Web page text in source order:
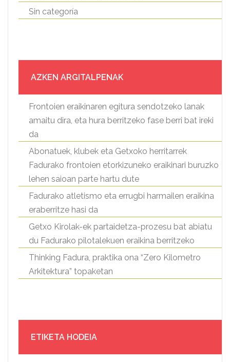
Sin categoría
AZKEN ARGITALPENAK
Frontoien eraikinaren egitura sendotzeko lanak
amaitu dira, eta hura berritzeko fase berri bat ireki
da
Abonatuek, klubek eta Getxoko herritarrek
Fadurako frontoien etorkizuneko eraikinari buruzko
lehen saioan parte hartu dute
Fadurako atletismo eta errugbi harmailen eraikina
eraberritze hasi da
Getxo Kirolak-ek partaidetza-prozesu bat abiatu
du Fadurako pilotalekuen eraikina berritzeko
Thinking Fadura, praktika ona “Zero Kilometro
Arkitektura” topaketan
ETIKETA HODEIA